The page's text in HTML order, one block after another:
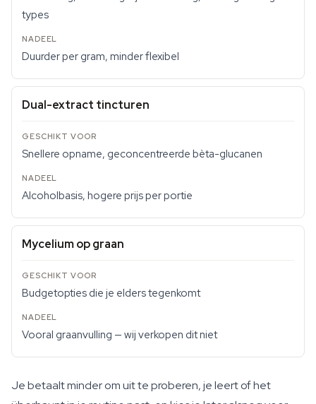
types
Duurder per gram, minder flexibel
Dual-extract tincturen
Snellere opname, geconcentreerde bèta-glucanen
Alcoholbasis, hogere prijs per portie
Mycelium op graan
Budgetopties die je elders tegenkomt
Vooral graanvulling — wij verkopen dit niet
Je betaalt minder om uit te proberen, je leert of het